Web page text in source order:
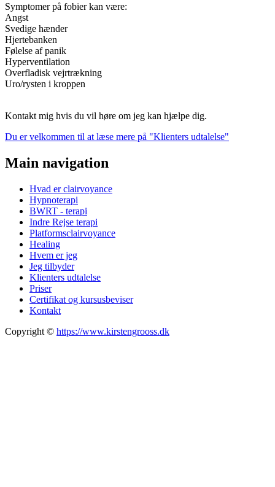
Symptomer på fobier kan være:
Angst
Svedige hænder
Hjertebanken
Følelse af panik
Hyperventilation
Overfladisk vejrtrækning
Uro/rysten i kroppen
Kontakt mig hvis du vil høre om jeg kan hjælpe dig.
Du er velkommen til at læse mere på "Klienters udtalelse"
Main navigation
Hvad er clairvoyance
Hypnoterapi
BWRT - terapi
Indre Rejse terapi
Platformsclairvoyance
Healing
Hvem er jeg
Jeg tilbyder
Klienters udtalelse
Priser
Certifikat og kursusbeviser
Kontakt
Copyright © https://www.kirstengrooss.dk